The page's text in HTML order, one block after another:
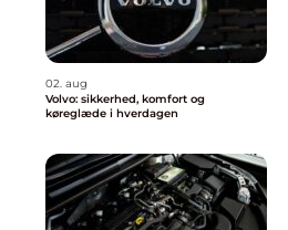
02. aug
Volvo: sikkerhed, komfort og
køreglæde i hverdagen